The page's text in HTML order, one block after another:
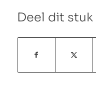
Deel dit stuk